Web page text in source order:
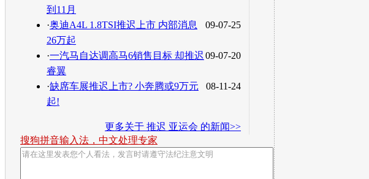
到11月
09-07-25
·奥迪A4L 1.8TSI推迟上市 内部消息
26万起
09-07-20
·一汽马自达调高马6销售目标 却推迟
睿翼
08-11-24
·缺席车展推迟上市? 小奔腾或9万元
起!
更多关于 推迟 亚运会 的新闻>>
搜狗拼音输入法，中文处理专家